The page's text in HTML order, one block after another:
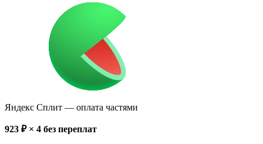
Яндекс Сплит — оплата частями
923 ₽ × 4 без переплат